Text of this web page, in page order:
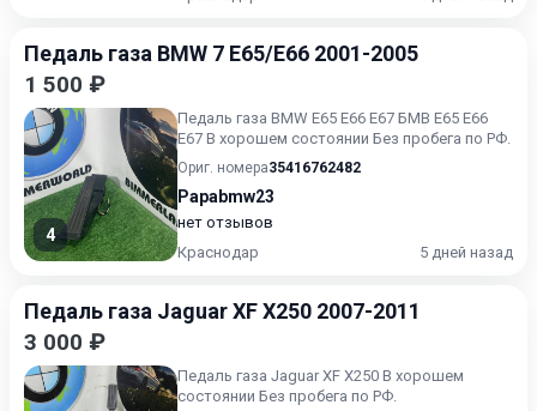
Педаль газа BMW 7 E65/E66 2001-2005
1 500 ₽
4
Педаль газа BMW E65 E66 E67 БМВ Е65 Е66
Е67 В хорошем состоянии Без пробега по РФ.
Ориг. номера35416762482
Papabmw23
нет отзывов
Краснодар
5 дней назад
Педаль газа Jaguar XF X250 2007-2011
3 000 ₽
Педаль газа Jaguar XF X250 В хорошем
состоянии Без пробега по РФ.